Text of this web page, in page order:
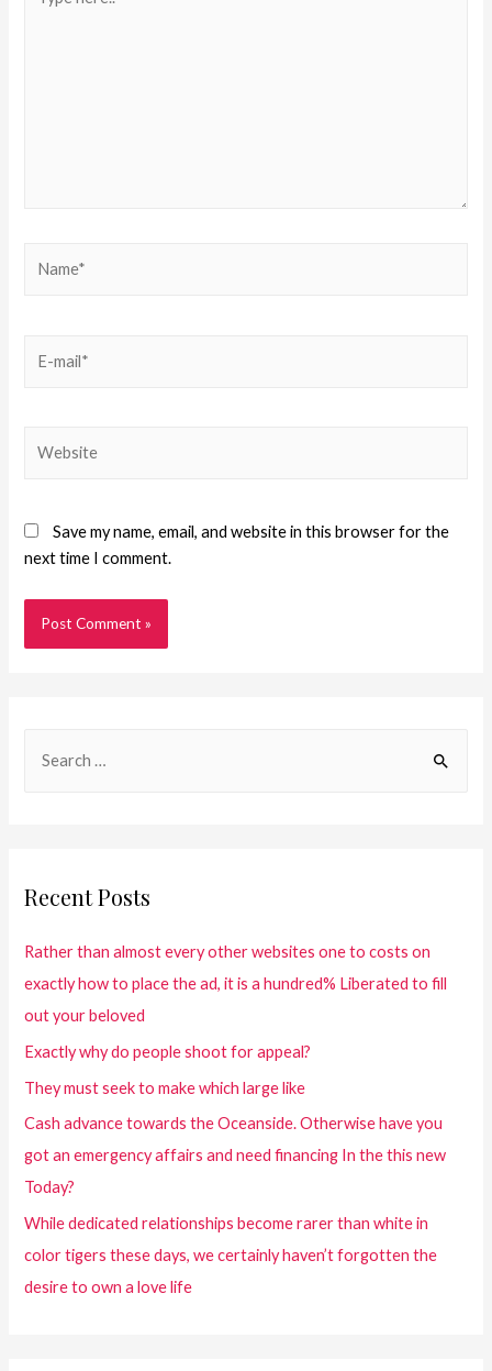
Save my name, email, and website in this browser for the
next time I comment.
Recent Posts
Rather than almost every other websites one to costs on
exactly how to place the ad, it is a hundred% Liberated to fill
out your beloved
Exactly why do people shoot for appeal?
They must seek to make which large like
Cash advance towards the Oceanside. Otherwise have you
got an emergency affairs and need financing In the this new
Today?
While dedicated relationships become rarer than white in
color tigers these days, we certainly haven’t forgotten the
desire to own a love life